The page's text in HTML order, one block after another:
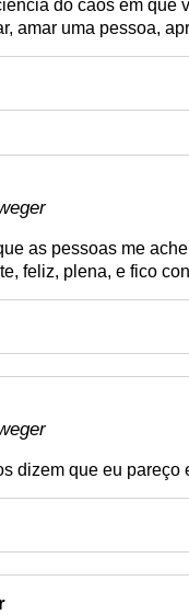
do caos em que
amar uma pessoa,
as pessoas me
feliz, plena, e fico
dizem que eu pareço